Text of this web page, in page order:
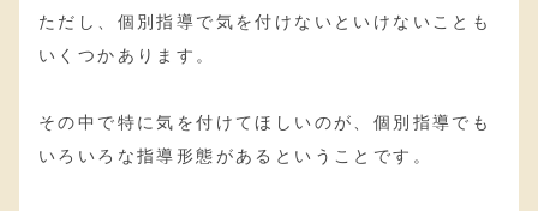
ただし、個別指導で気を付けないといけないことも
いくつかあります。
その中で特に気を付けてほしいのが、個別指導でも
いろいろな指導形態があるということです。